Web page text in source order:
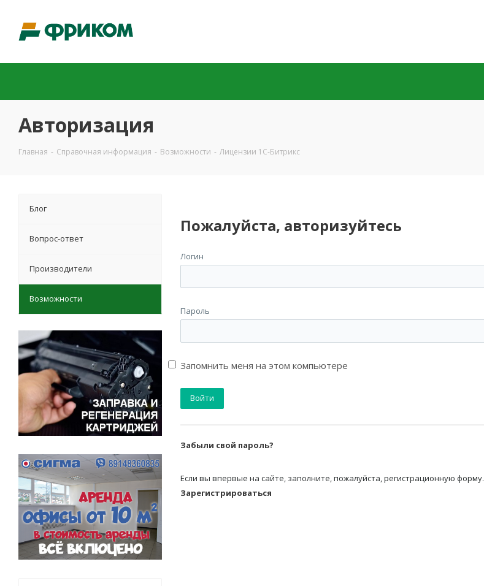
Авторизация
Главная - Справочная информация - Возможности - Лицензии 1С-Битрикс
Пожалуйста, авторизуйтесь
Логин
Пароль
Запомнить меня на этом компьютере
Забыли свой пароль?
Если вы впервые на сайте, заполните, пожалуйста, регистрационную форму.
Зарегистрироваться
Блог
Вопрос-ответ
Производители
Возможности